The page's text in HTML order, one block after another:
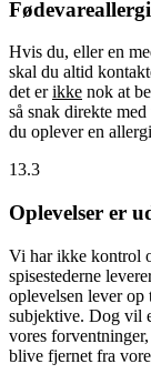
Hvis du, eller en
skal du altid
det erikke nok at
så snak direkte
du oplever en
13.3
Oplevelser er
Vi har ikke kontrol
spisestederne
oplevelsen lever
subjektive. Dog vil
vores
blive fjernet fra